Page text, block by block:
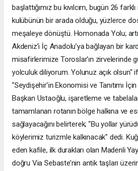
başlattığımız bu kıvılcım, bugün 26
kulübünün bir arada olduğu, yüzlerce
meşaleye dönüştü. Homonada Yolu;
Akdeniz’i İç Anadolu’ya bağlayan bir
misafirlerimize Toroslar’ın zirvelerinde
yolculuk diliyorum. Yolunuz açık olsun"
"Seydişehir’in Ekonomisi ve Tanıtımı
Başkan Ustaoğlu, işaretleme ve
tamamlanan rotanın bölge halkına ve
sağlayacağını belirterek; "Bu yollar
köylerimiz turizmle kalkınacak" dedi.
eden kafile, ilk durakları olan Madenli
doğru Via Sebaste’nin antik taşları